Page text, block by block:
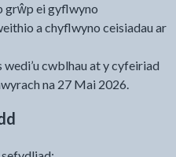
grŵp ei gyflwyno
a chyflwyno ceisiadau ar
cwblhau at y cyfeiriad
na 27 Mai 2026.